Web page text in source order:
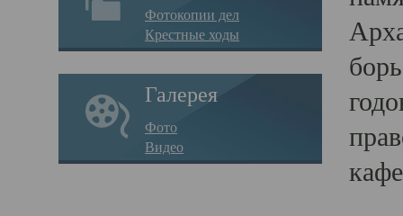
Фотокопии дел
Крестные ходы
Галерея
Фото
Видео